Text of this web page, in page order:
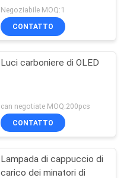
IP68
Negoziabile MOQ:1
CONTATTO
Luci carboniere di OLED
can negotiate MOQ:200pcs
CONTATTO
Lampada di cappuccio di
carico dei minatori di